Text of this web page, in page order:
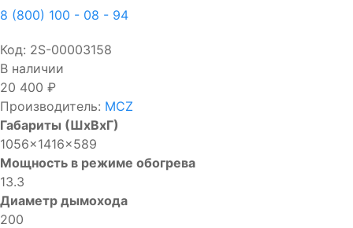
8 (800) 100 - 08 - 94
Код: 2S-00003158
В наличии
20 400 ₽
Производитель: MCZ
Габариты (ШхВхГ)
1056x1416x589
Мощность в режиме обогрева
13.3
Диаметр дымохода
200